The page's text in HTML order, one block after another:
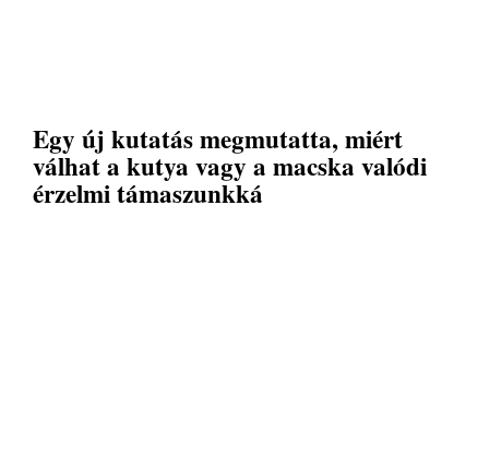
Egy új kutatás megmutatta, miért
válhat a kutya vagy a macska valódi
érzelmi támaszunkká